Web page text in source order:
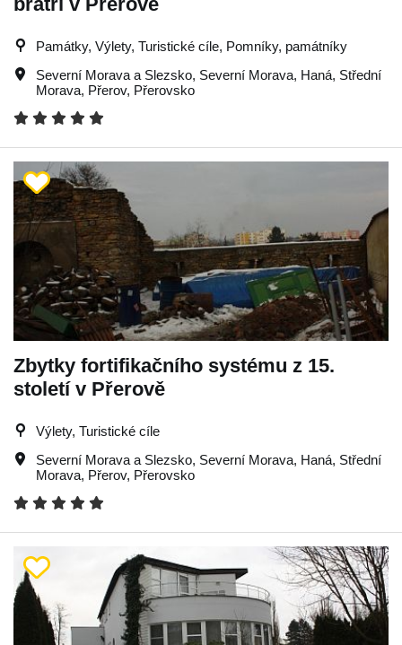
Památky, Výlety, Turistické cíle, Pomníky, památníky
Severní Morava a Slezsko, Severní Morava, Haná, Střední
Morava, Přerov, Přerovsko
Zbytky fortifikačního systému z 15.
století v Přerově
Výlety, Turistické cíle
Severní Morava a Slezsko, Severní Morava, Haná, Střední
Morava, Přerov, Přerovsko